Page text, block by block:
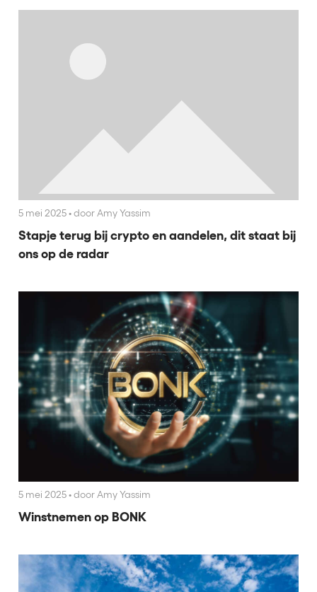
5 mei 2025•door Amy Yassim
Stapje terug bij crypto en aandelen, dit staat bij
ons op de radar
5 mei 2025•door Amy Yassim
Winstnemen op BONK